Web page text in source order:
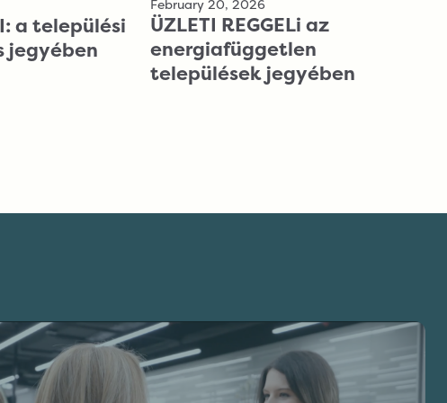
a települési
jegyében
February 20, 2026
ÜZLETI REGGELi az
energiafüggetlen
települések jegyében